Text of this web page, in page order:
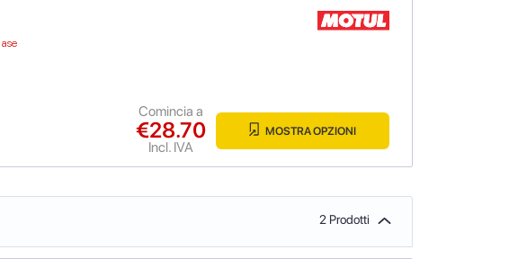
€28.70
Incl. IVA
Comincia a
MOSTRA OPZIONI
2 Prodotti